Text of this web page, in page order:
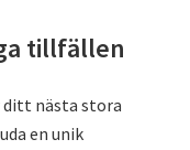
tillfällen
ditt nästa stora
en unik